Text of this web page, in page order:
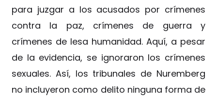
para juzgar a los acusados por crímenes
contra la paz, crímenes de guerra y
crímenes de lesa humanidad. Aquí, a pesar
de la evidencia, se ignoraron los crímenes
sexuales. Así, los tribunales de Nuremberg
no incluyeron como delito ninguna forma de